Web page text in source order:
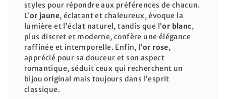
styles pour répondre aux préférences de chacun.
L’or jaune, éclatant et chaleureux, évoque la
lumière et l’éclat naturel, tandis que l’or blanc,
plus discret et moderne, confère une élégance
raffinée et intemporelle. Enfin, l’or rose,
apprécié pour sa douceur et son aspect
romantique, séduit ceux qui recherchent un
bijou original mais toujours dans l’esprit
classique.